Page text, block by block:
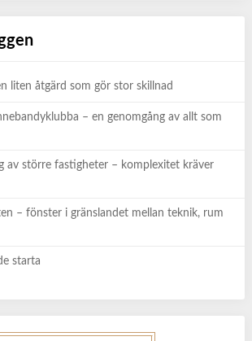
liten åtgärd som gör stor skillnad
– en genomgång av allt som
av större fastigheter – komplexitet kräver
– fönster i gränslandet mellan teknik, rum
starta